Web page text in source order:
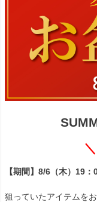
【期間】8/6（木）19
狙っていたアイテムを